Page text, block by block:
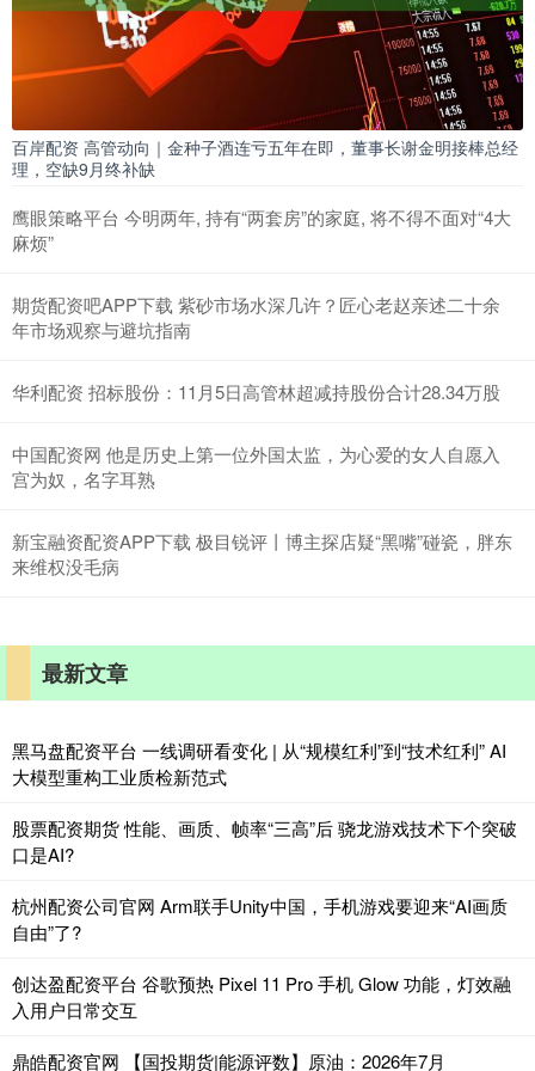
百岸配资 高管动向｜金种子酒连亏五年在即，董事长谢金明接棒总经
理，空缺9月终补缺
鹰眼策略平台 今明两年, 持有“两套房”的家庭, 将不得不面对“4大
麻烦”
期货配资吧APP下载 紫砂市场水深几许？匠心老赵亲述二十余
年市场观察与避坑指南
华利配资 招标股份：11月5日高管林超减持股份合计28.34万股
中国配资网 他是历史上第一位外国太监，为心爱的女人自愿入
宫为奴，名字耳熟
新宝融资配资APP下载 极目锐评丨博主探店疑“黑嘴”碰瓷，胖东
来维权没毛病
最新文章
黑马盘配资平台 一线调研看变化 | 从“规模红利”到“技术红利” AI
大模型重构工业质检新范式
股票配资期货 性能、画质、帧率“三高”后 骁龙游戏技术下个突破
口是AI?
杭州配资公司官网 Arm联手Unity中国，手机游戏要迎来“AI画质
自由”了?
创达盈配资平台 谷歌预热 Pixel 11 Pro 手机 Glow 功能，灯效融
入用户日常交互
鼎皓配资官网 【国投期货|能源评数】原油：2026年7月